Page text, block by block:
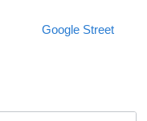
Google Street